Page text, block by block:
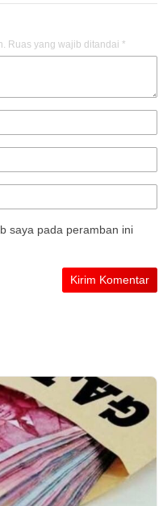
Ruas yang wajib ditandai *
saya pada peramban ini